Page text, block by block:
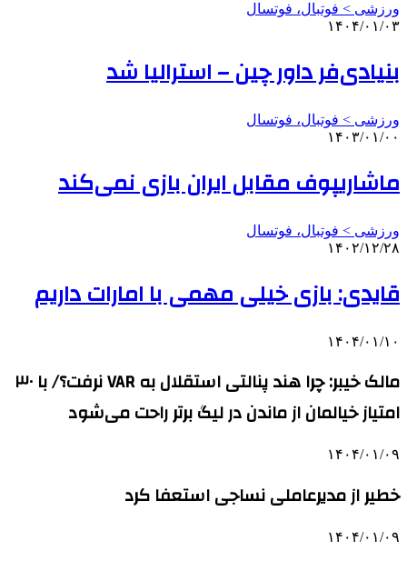
ورزشی > فوتبال، فوتسال
۱۴۰۴/۰۱/۰۳
بنیادی‌فر داور چین – استرالیا شد
ورزشی > فوتبال، فوتسال
۱۴۰۳/۰۱/۰۰
ماشاریپوف مقابل ایران بازی نمی‌کند
ورزشی > فوتبال، فوتسال
۱۴۰۲/۱۲/۲۸
قایدی: بازی خیلی مهمی با امارات داریم
۱۴۰۴/۰۱/۱۰
مالک خیبر: چرا هند پنالتی استقلال به VAR نرفت؟/ با ۳۰
امتیاز خیالمان از ماندن در لیگ برتر راحت می‌شود
۱۴۰۴/۰۱/۰۹
خطیر از مدیرعاملی نساجی استعفا کرد
۱۴۰۴/۰۱/۰۹